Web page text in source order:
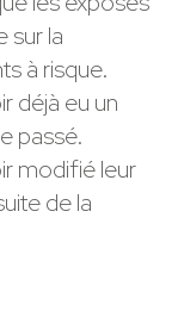
sur la
à risque.
déjà eu un
passé.
modifié leur
de la